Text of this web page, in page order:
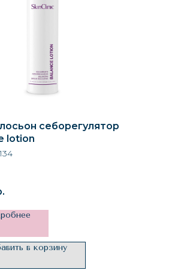
себорегулятор
lotion
в корзину